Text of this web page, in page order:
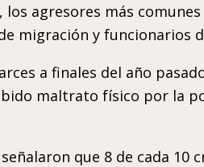
agresores más
migración y funcionarios
a finales del año
maltrato físico por la
que 8 de cada 10